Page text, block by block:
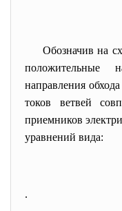
Обозначив на
положительные
направления
токов ветвей
приемников
уравнений вида:
.